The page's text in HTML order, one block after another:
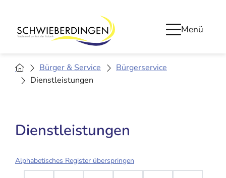
Menü
Bürger & Service
Bürgerservice
Dienstleistungen
Dienstleistungen
Alphabetisches Register überspringen